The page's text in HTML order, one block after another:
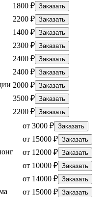
1800 ₽ Заказать
2200 ₽ Заказать
1400 ₽ Заказать
2300 ₽ Заказать
2400 ₽ Заказать
2400 ₽ Заказать
2000 ₽ Заказать
3500 ₽ Заказать
2200 ₽ Заказать
от 3000 ₽ Заказать
от 15000 ₽ Заказать
от 12000 ₽ Заказать
от 10000 ₽ Заказать
от 14000 ₽ Заказать
от 15000 ₽ Заказать